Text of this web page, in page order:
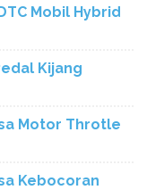
Mobil Hybrid
Kijang
Motor Throtle
Kebocoran